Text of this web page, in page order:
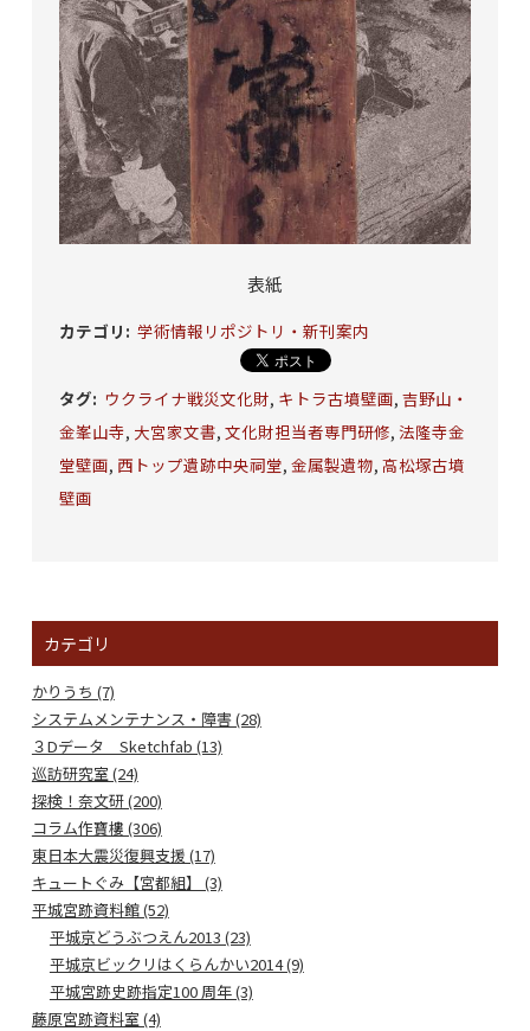
表紙
カテゴリ : 学術情報リポジトリ・新刊案内
タグ: ウクライナ戦災文化財, キトラ古墳壁画, 吉野山・
金峯山寺, 大宮家文書, 文化財担当者専門研修, 法隆寺金
堂壁画, 西トップ遺跡中央祠堂, 金属製遺物, 高松塚古墳
壁画
カテゴリ
かりうち (7)
システムメンテナンス・障害 (28)
３Dデータ Sketchfab (13)
巡訪研究室 (24)
探検！奈文研 (200)
コラム作寶樓 (306)
東日本大震災復興支援 (17)
キュートぐみ【宮都組】 (3)
平城宮跡資料館 (52)
平城京どうぶつえん2013 (23)
平城京ビックリはくらんかい2014 (9)
平城宮跡史跡指定100 周年 (3)
藤原宮跡資料室 (4)